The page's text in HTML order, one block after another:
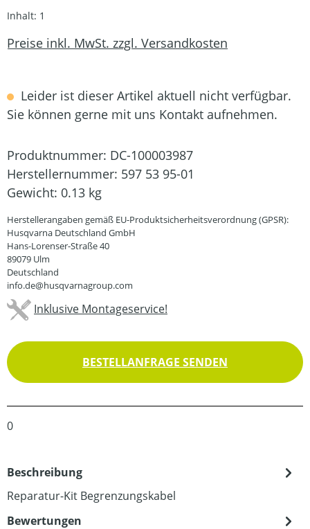
Inhalt: 1
Preise inkl. MwSt. zzgl. Versandkosten
Leider ist dieser Artikel aktuell nicht verfügbar.
Sie können gerne mit uns Kontakt aufnehmen.
Produktnummer: DC-100003987
Herstellernummer: 597 53 95-01
Gewicht: 0.13 kg
Herstellerangaben gemäß EU-Produktsicherheitsverordnung (GPSR):
Husqvarna Deutschland GmbH
Hans-Lorenser-Straße 40
89079 Ulm
Deutschland
info.de@husqvarnagroup.com
Inklusive Montageservice!
BESTELLANFRAGE SENDEN
0
Beschreibung
Reparatur-Kit Begrenzungskabel
Bewertungen